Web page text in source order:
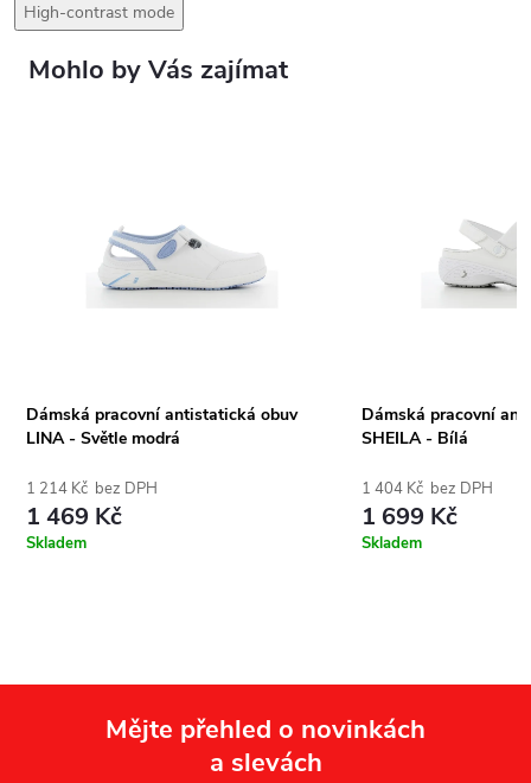
High-contrast mode
Mohlo by Vás zajímat
Dámská pracovní antistatická obuv
LINA - Světle modrá
1 214 Kč bez DPH
1 469 Kč
Skladem
Dámská pracovní
SHEILA - Bílá
1 404 Kč bez DPH
1 699 Kč
Skladem
Mějte přehled o novinkách
a slevách